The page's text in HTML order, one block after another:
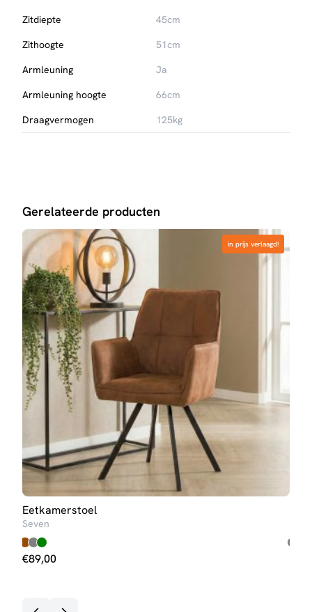
Zitdiepte
45cm
Zithoogte
51cm
Armleuning
Ja
Armleuning hoogte
66cm
Draagvermogen
125kg
Gerelateerde producten
in prijs verlaagd!
in prijs verlaagd!
Eetkamerstoel
Seven
€89,00